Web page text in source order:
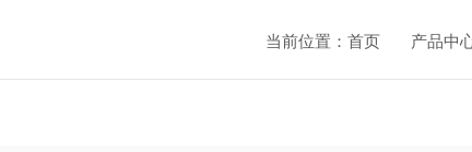
当前位置： 首页 产品中